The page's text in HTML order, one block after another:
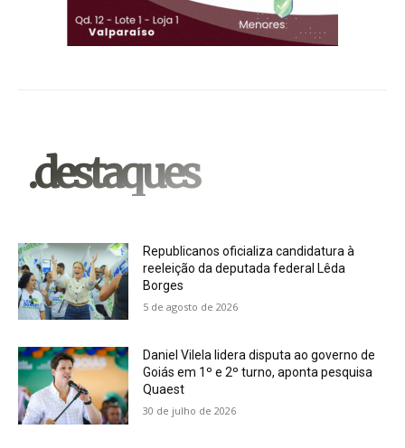
.destaques
Republicanos oficializa candidatura à
reeleição da deputada federal Lêda
Borges
5 de agosto de 2026
Daniel Vilela lidera disputa ao governo de
Goiás em 1º e 2º turno, aponta pesquisa
Quaest
30 de julho de 2026